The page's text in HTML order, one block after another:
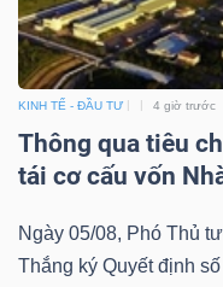
KINH TẾ - ĐẦU TƯ 4 giờ trước
Thông qua tiêu
tái cơ cấu vốn
Ngày 05/08, Phó Thủ
Thắng ký Quyết định
(-)
Tất cả Cổ phiếu
Lãnh
đạo
Tất cả Người nội